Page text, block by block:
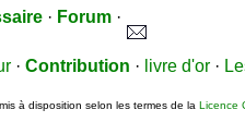
· Forum ·
· Contribution · livre d'or ·
à disposition selon les termes de la Licence